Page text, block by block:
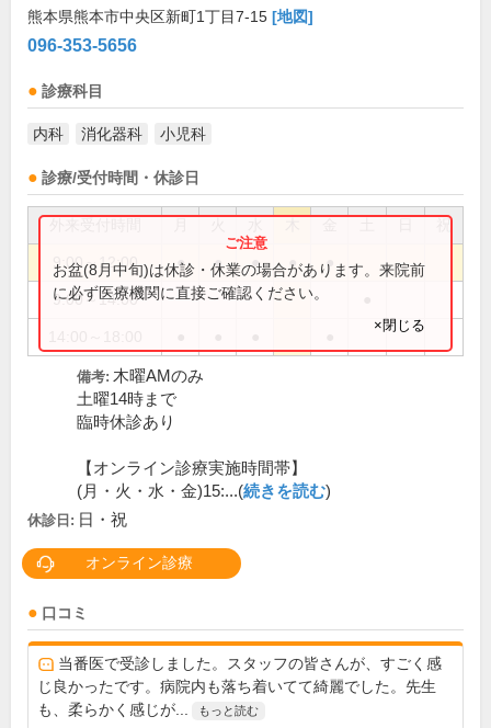
熊本県熊本市中央区新町1丁目7-15 [地図]
096-353-5656
診療科目
内科 消化器科 小児科
診療/受付時間・休診日
祝
9:00～12:00 ● ● ● ● ●
9:00～14:00
お盆(8月中旬)は休診・休業の場合があります。来院前
に必ず医療機関に直接ご確認ください。
×閉じる
備考: 木曜AMのみ
土曜14時まで
臨時休診あり
【オンライン診療実施時間帯】
(月・火・水・金)15:...(続きを読む)
休診日: 日・祝
オンライン診療
口コミ
当番医で受診しました。スタッフの皆さんが、すごく感
じ良かったです。病院内も落ち着いてて綺麗でした。先生
も、柔らかく感じが...
もっと読む